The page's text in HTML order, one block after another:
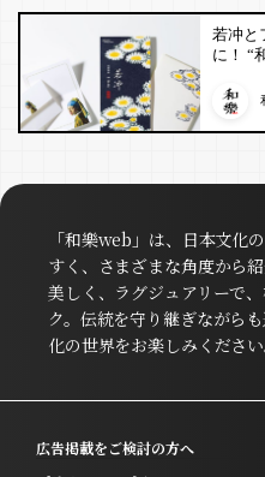
若冲と
に！ “
「和樂web」は、日本文化
すく、さまざまな角度から紹
美しく、ラグジュアリーで
ク。伝統を守り継ぎながら
化の世界をお楽しみください
広告掲載をご検討の方へ